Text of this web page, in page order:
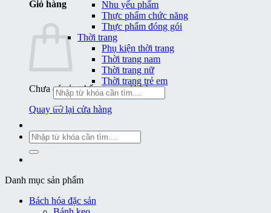
Giỏ hàng
Chưa có sản phẩm trong giỏ hàng.
Quay trở lại cửa hàng
Nhu yếu phẩm
Thực phẩm chức năng
Thực phẩm đóng gói
Thời trang
Phụ kiện thời trang
Thời trang nam
Thời trang nữ
Thời trang trẻ em
Tìm
kiếm:
Tìm
kiếm:
Danh mục sản phẩm
Bách hóa đặc sản